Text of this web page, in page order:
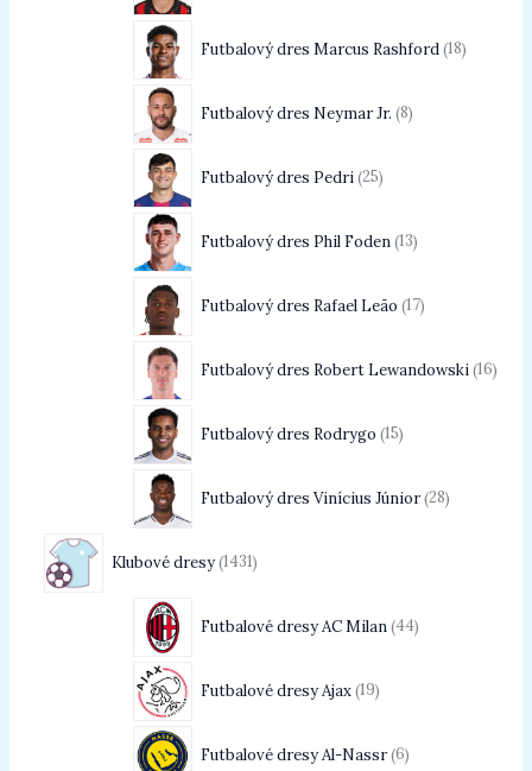
Futbalový dres Marcus Rashford 18
Futbalový dres Neymar Jr. 8
Futbalový dres Pedri 25
Futbalový dres Phil Foden 13
Futbalový dres Rafael Leão 17
Futbalový dres Robert Lewandowski 16
Futbalový dres Rodrygo 15
Futbalový dres Vinícius Júnior 28
Klubové dresy 1431
Futbalové dresy AC Milan 44
Futbalové dresy Ajax 19
Futbalové dresy Al-Nassr 6